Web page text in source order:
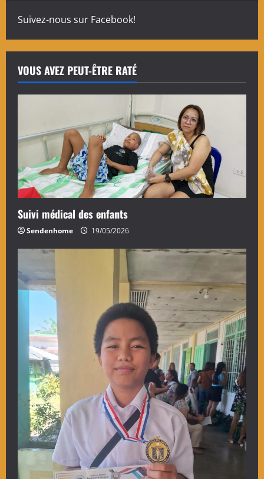
Suivez-nous sur Facebook!
VOUS AVEZ PEUT-ÊTRE RATÉ
Suivi médical des enfants
Sendenhome 19/05/2026